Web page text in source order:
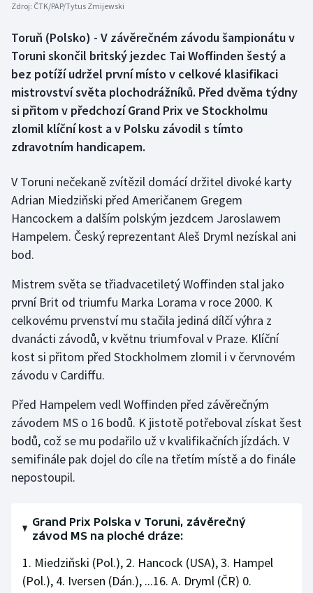
Box
Curling
Dostihy
Golf
Gymnastika
Házená
Jezdectví
Judo
Lezení
Lyže a snowboard
Motorsport
Olympijské hry
Zdroj: ČTK/PAP/Tytus Zmijewski
Toruň (Polsko) - V závěrečném závodu šampionátu v
Toruni skončil britský jezdec Tai Woffinden šestý a
bez potíží udržel první místo v celkové klasifikaci
mistrovství světa plochodrážníků. Před dvěma týdny
si přitom v předchozí Grand Prix ve Stockholmu
zlomil klíční kost a v Polsku závodil s tímto
zdravotním handicapem.
V Toruni nečekaně zvítězil domácí držitel divoké karty
Adrian Miedziňski před Američanem Gregem
Hancockem a dalším polským jezdcem Jaroslawem
Hampelem. Český reprezentant Aleš Dryml nezískal ani
bod.
Mistrem světa se třiadvacetiletý Woffinden stal jako
první Brit od triumfu Marka Lorama v roce 2000. K
celkovému prvenství mu stačila jediná dílčí výhra z
dvanácti závodů, v květnu triumfoval v Praze. Klíční
kost si přitom před Stockholmem zlomil i v červnovém
závodu v Cardiffu.
Před Hampelem vedl Woffinden před závěrečným
závodem MS o 16 bodů. K jistotě potřeboval získat šest
bodů, což se mu podařilo už v kvalifikačních jízdách. V
semifinále pak dojel do cíle na třetím místě a do finále
nepostoupil.
Grand Prix Polska v Toruni, závěrečný
závod MS na ploché dráze:
1. Miedziňski (Pol.), 2. Hancock (USA), 3. Hampel
(Pol.), 4. Iversen (Dán.), ...16. A. Dryml (ČR) 0.